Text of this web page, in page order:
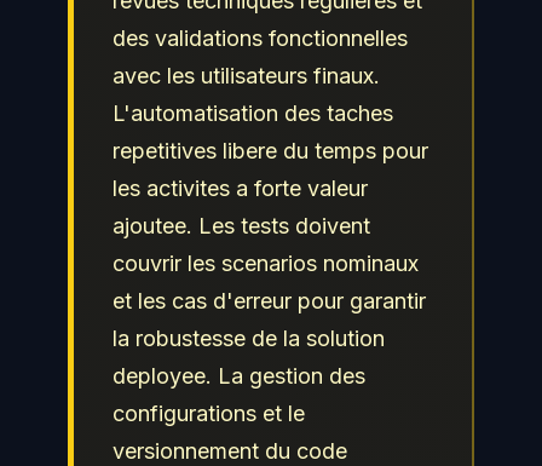
des validations fonctionnelles
avec les utilisateurs finaux.
L'automatisation des taches
repetitives libere du temps pour
les activites a forte valeur
ajoutee. Les tests doivent
couvrir les scenarios nominaux
et les cas d'erreur pour garantir
la robustesse de la solution
deployee. La gestion des
configurations et le
versionnement du code